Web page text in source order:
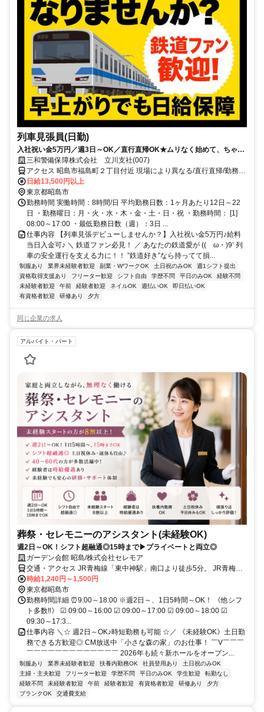
列車見張員(日勤)
入社祝い金5万円／週3日～OK／直行直帰OK★ムリなく始めて、ちゃん
と稼げる警備。
三和警備保障株式会社 立川支社(007)
アクセス 昭島市福島町２丁目付近 現場により異なる/直行直帰/勤務地
相談可 ■週3日～■電話面接■即日勤務
日給13,500円以上
東京都昭島市
勤務時間 実働時間：8時間/日 平均勤務日数：1ヶ月あたり12日～22
日 ・勤務曜日：月・火・水・木・金・土・日・祝 ・勤務時間： [1]
08:00～17:00 ・最低勤務日数（週）：3日 ...
仕事内容 【列車見張デビューしませんか？】入社祝い金5万円♪給料
当日入金可♪ ＼ 鉄道ファン必見！ ／ あなたの鉄道愛が ((ゝω・)9’ 列
車の安全運行を支える力に！！ ”鉄道好き”なら持ってて損...
制服あり 業界未経験者歓迎 副業・WワークOK 土日祝のみOK
週1シフト提出
資格取得支援あり
フリーター歓迎 シフト自由 学歴不問 平日のみOK
経験不問
未経験者歓迎
午前 経験者歓迎 ネイルOK 週払いOK
即日払いOK
有資格者歓迎
研修あり 夕方
同じ企業の求人
アルバイト・パート
葬祭・セレモニーのアシスタント(未経験OK)
週2日～OK！シフト超融通◎15時まで▶プライベートと両立◎
ガーデン会館 昭島/株式会社セレモア
交通・アクセス JR青梅線「東中神駅」南口より徒歩5分。 JR青梅線
「中神駅」南口より徒歩7分。
時給1,240円～1,500円
東京都昭島市
勤務時間詳細 ⏰9:00～18:00 ※週2日～、1日5時間～OK！ 《他シフ
ト多数‼》 ☑ 09:00～16:00 ☑ 09:00～17:00 ☑ 09:00～18:00 ☑
09:30～17:3...
仕事内容 ＼☆ 週2日～OK♪時短勤務も可能 ☆／ 《未経験OK》土日勤
務できる方歓迎◎ CM放送中「小さな森の家」のお仕事！ ￣V￣￣￣
￣￣￣￣￣￣￣￣￣￣￣￣￣ 2026年も続々新ホールをオープン...
制服あり 業界未経験者歓迎 扶養内勤務OK 社員登用あり
土日祝のみOK
主婦・主夫歓迎
フリーター歓迎 学歴不問 平日のみOK 学生歓迎
転勤なし
経験不問
未経験者歓迎 午前 経験者歓迎 有資格者歓迎 研修あり
夕方
ブランクOK
交通費支給